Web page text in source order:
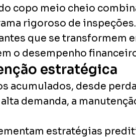
copo meio cheio
rigoroso de
que se transformem
o desempenho
estratégica
acumulados, desde
demanda, a
estratégias